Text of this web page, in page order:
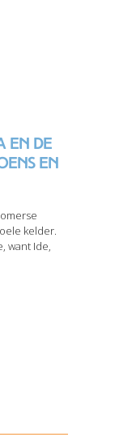
en de
en
kelder.
want Ide,